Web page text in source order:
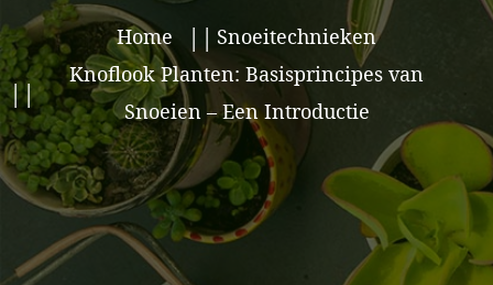
Home
Snoeitechnieken
Knoflook Planten: Basisprincipes van
Snoeien – Een Introductie